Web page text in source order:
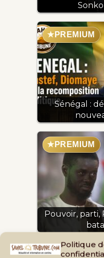
Politique
★PREMIUM
Sénégal :
★PREMIUM
Pouvoir, parti,